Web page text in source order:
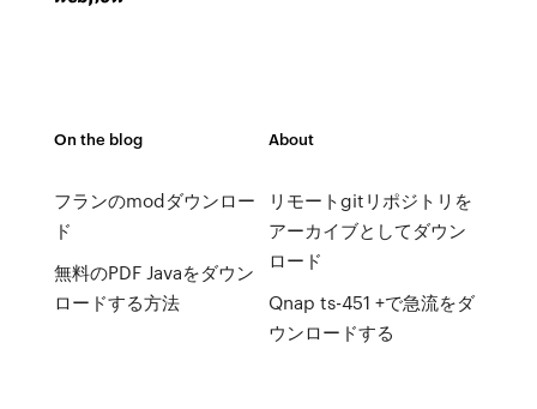
On the blog
フランのmodダウンロー
ド
無料のPDF Javaをダウン
ロードする方法
About
リモートgitリポジトリを
アーカイブとしてダウン
ロード
Qnap ts-451 +で急流をダ
ウンロードする